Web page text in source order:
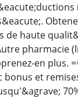
de haute
pharmacie
en plus.
bonus et